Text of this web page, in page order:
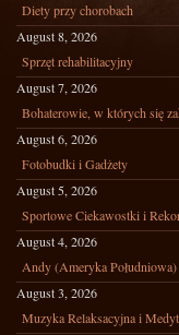
Diety przy chorobach
August 8, 2026
Sprzęt rehabilitacyjny
August 7, 2026
Bohaterowie, w których się
August 6, 2026
Fotobudki i Gadżety
August 5, 2026
Sportowe Ciekawostki i
August 4, 2026
Andy (Ameryka Południowa)
August 3, 2026
Muzyka Relaksacyjna i